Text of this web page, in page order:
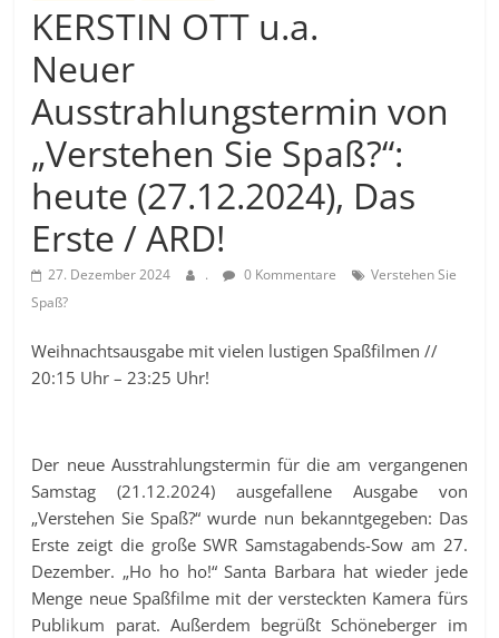
KERSTIN OTT u.a.
Neuer
Ausstrahlungstermin von
„Verstehen Sie Spaß?“:
heute (27.12.2024), Das
Erste / ARD!
27. Dezember 2024 . 0 Kommentare
Verstehen Sie
Spaß?
Weihnachtsausgabe mit vielen lustigen Spaßfilmen //
20:15 Uhr – 23:25 Uhr!
Der neue Ausstrahlungstermin für die am vergangenen
Samstag (21.12.2024) ausgefallene Ausgabe von
„Verstehen Sie Spaß?“ wurde nun bekanntgegeben: Das
Erste zeigt die große SWR Samstagabends-Sow am 27.
Dezember. „Ho ho ho!“ Santa Barbara hat wieder jede
Menge neue Spaßfilme mit der versteckten Kamera fürs
Publikum parat. Außerdem begrüßt Schöneberger im